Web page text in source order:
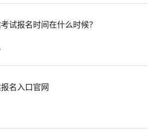
试报名时间在什么时候？
名入口官网